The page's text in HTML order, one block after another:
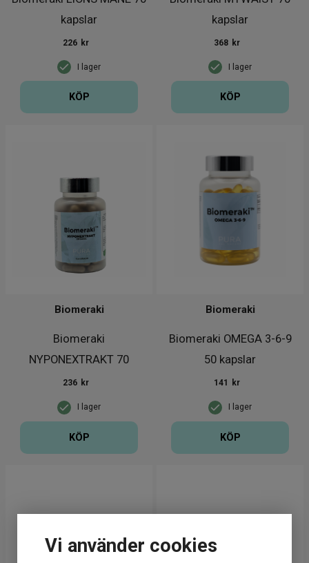
Vi använder cookies
kapslar
I lager
226 kr
KÖP
kapslar
I lager
368 kr
KÖP
Biomeraki
NYPONEXTRAKT 70
kapslar
Biomeraki
I lager
236 kr
KÖP
Biomeraki OMEGA 3-6-9
50 kapslar
Biomeraki
I lager
141 kr
KÖP